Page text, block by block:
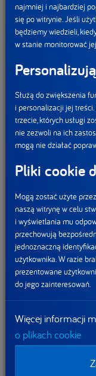
Jak oblicza się
Nutri-Score,
5 powodów
można mu w
zaufać
najmniej i najbardziej
się po witrynie. Jeśli
będziemy wiedzieli,
w stanie monitorować
Służą do zwiększenia
i personalizacji jej
trzecie, których usługi
nie zezwoli na ich
mogą nie działać
Pliki cookie
Mogą zostać użyte
naszą witrynę w celu
i wyświetlania mu
przechowują
jednoznaczną
użytkownika. W razie
prezentowane
do jego zainteresowań.
Więcej informacji
o plikach cookie